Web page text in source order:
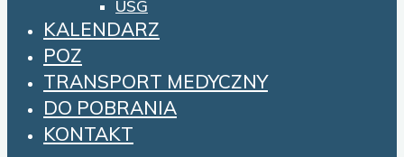
USG
KALENDARZ
POZ
TRANSPORT MEDYCZNY
DO POBRANIA
KONTAKT